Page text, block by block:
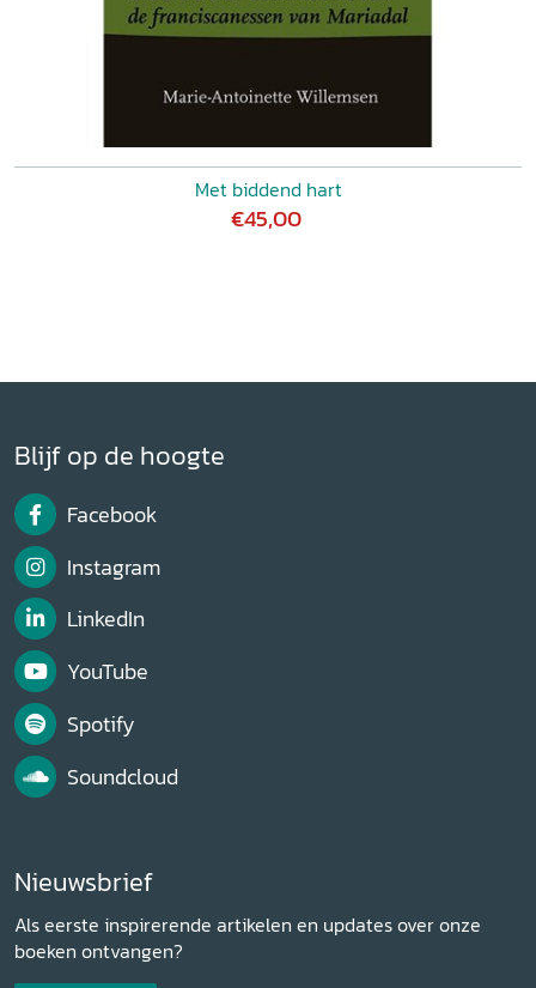
Met biddend hart
€45,00
Blijf op de hoogte
Facebook
Instagram
LinkedIn
YouTube
Spotify
Soundcloud
Nieuwsbrief
Als eerste inspirerende artikelen en updates over onze
boeken ontvangen?